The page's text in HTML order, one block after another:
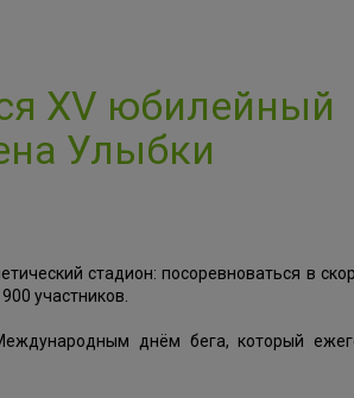
XV юбилейный
Улыбки
стадион: посоревноваться в
участников.
днём бега, который